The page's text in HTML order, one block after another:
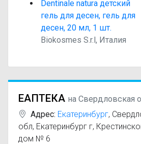
Dentinale natura детский
гель для десен, гель для
десен, 20 мл, 1 шт.
Biokosmes S.r.l, Италия
ЕАПТЕКА на Свердловская
Адрес: Екатеринбург,
обл, Екатеринбург г,
дом № 6